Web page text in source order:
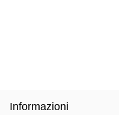
Informazioni